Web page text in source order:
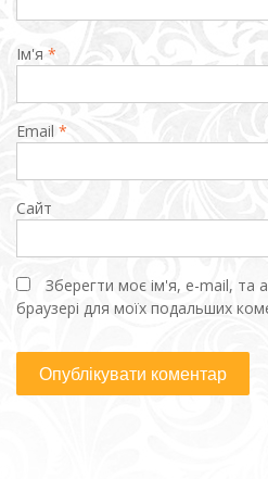
Ім'я *
Email *
Сайт
Зберегти моє ім'я, e-mail, та
браузері для моїх подальших